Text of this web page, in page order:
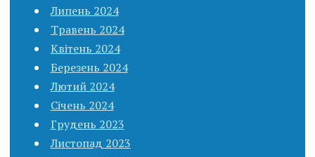
Липень 2024
Травень 2024
Квітень 2024
Березень 2024
Лютий 2024
Січень 2024
Грудень 2023
Листопад 2023